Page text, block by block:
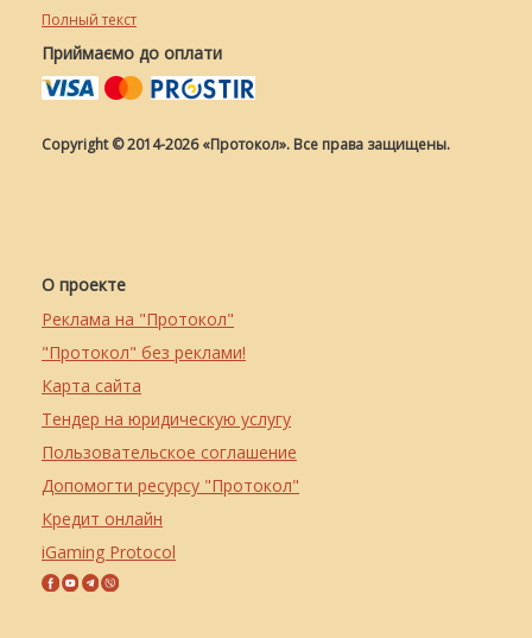
Полный текст
Приймаємо до оплати
Copyright © 2014-2026 «Протокол». Все права защищены.
О проекте
Реклама на "Протокол"
"Протокол" без реклами!
Карта сайта
Тендер на юридическую услугу
Пользовательское соглашение
Допомогти ресурсу "Протокол"
Кредит онлайн
iGaming Protocol